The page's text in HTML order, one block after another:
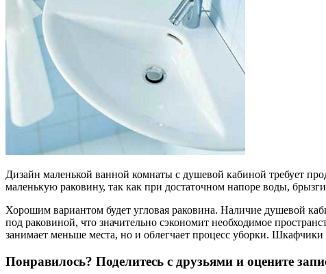
Дизайн маленькой ванной комнаты с душевой кабиной требует
маленькую раковину, так как при достаточном напоре воды, брызги
Хорошим вариантом будет угловая раковина. Наличие душевой
под раковиной, что значительно сэкономит необходимое
занимает меньше места, но и облегчает процесс уборки.
Понравилось? Поделитесь с друзьями и оцените